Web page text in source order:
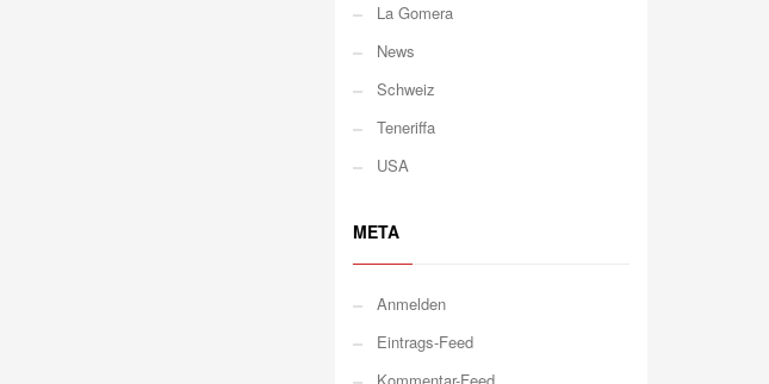
La Gomera
News
Schweiz
Teneriffa
USA
META
Anmelden
Eintrags-Feed